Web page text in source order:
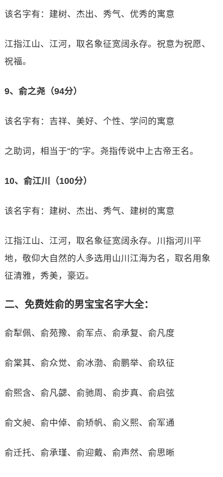
该名字有：建树、杰出、秀气、优秀的寓意
江指江山、江河，取名象征宽阔永存。祝意为祝愿、
祝福。
9、俞之尧（94分）
该名字有：吉祥、美好、个性、学问的寓意
之助词，相当于“的”字。尧指传说中上古帝王名。
10、俞江川（100分）
该名字有：建树、杰出、秀气、建树的寓意
江指江山、江河，取名象征宽阔永存。川指河川平
地，敬仰大自然的人多选用山川江海为名，取名用象
征清雅，秀美，豪迈。
二、免费姓俞的男宝宝名字大全：
俞犁佩、俞苑豫、俞军点、俞承复、俞凡度
俞棠其、俞众觉、俞冰渤、俞鹏举、俞玖征
俞熙含、俞凡勰、俞驰周、俞步真、俞启弦
俞文昶、俞中倬、俞矫帆、俞义熙、俞军通
俞迁托、俞承瑾、俞迎戴、俞声然、俞思晰